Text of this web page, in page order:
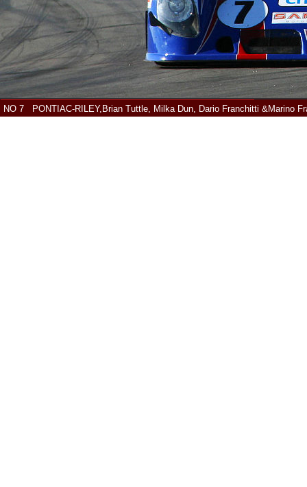
NO 7 PONTIAC-RILEY,Brian Tuttle, Milka Dun, Dario Franchitti &Marino